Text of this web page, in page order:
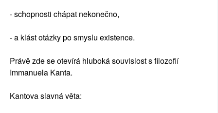
- schopnosti chápat nekonečno,
- a klást otázky po smyslu existence.
Právě zde se otevírá hluboká souvislost s filozofií
Immanuela Kanta.
Kantova slavná věta: